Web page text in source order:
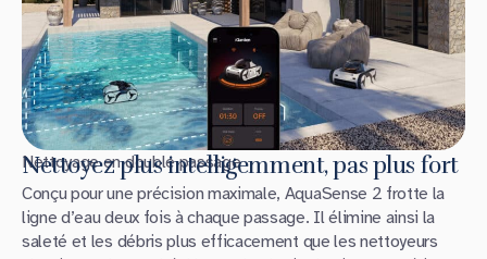
Nettoyage en double passage
Nettoyez plus intelligemment, pas plus fort
Conçu pour une précision maximale, AquaSense 2 frotte la
ligne d’eau deux fois à chaque passage. Il élimine ainsi la
saleté et les débris plus efficacement que les nettoyeurs